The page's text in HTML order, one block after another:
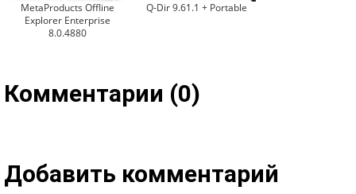
MetaProducts Offline
Explorer Enterprise
8.0.4880
Q-Dir 9.61.1 + Portable
Комментарии (0)
Добавить комментарий